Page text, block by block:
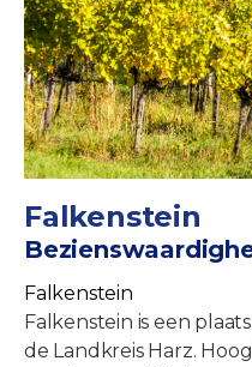
Falkenstein
Falkenstein
Falkenstein is een
de Landkreis Harz.